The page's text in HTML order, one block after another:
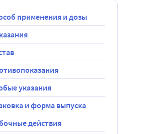
применения и дозы
указания
и форма выпуска
действия